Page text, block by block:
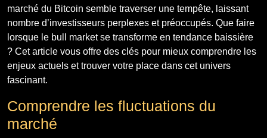
marché du Bitcoin semble traverser une tempête, laissant
nombre d’investisseurs perplexes et préoccupés. Que faire
lorsque le bull market se transforme en tendance baissière
? Cet article vous offre des clés pour mieux comprendre les
enjeux actuels et trouver votre place dans cet univers
fascinant.
Comprendre les fluctuations du
marché